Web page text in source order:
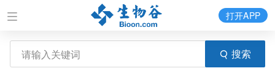
搜索
打开APP